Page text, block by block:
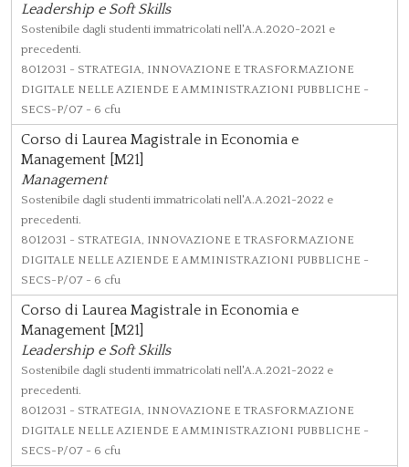
Leadership e Soft Skills
Sostenibile dagli studenti immatricolati nell'A.A.2020-2021 e
precedenti.
8012031 - STRATEGIA, INNOVAZIONE E TRASFORMAZIONE
DIGITALE NELLE AZIENDE E AMMINISTRAZIONI PUBBLICHE -
SECS-P/07 - 6 cfu
Corso di Laurea Magistrale in Economia e
Management [M21]
Management
Sostenibile dagli studenti immatricolati nell'A.A.2021-2022 e
precedenti.
8012031 - STRATEGIA, INNOVAZIONE E TRASFORMAZIONE
DIGITALE NELLE AZIENDE E AMMINISTRAZIONI PUBBLICHE -
SECS-P/07 - 6 cfu
Corso di Laurea Magistrale in Economia e
Management [M21]
Leadership e Soft Skills
Sostenibile dagli studenti immatricolati nell'A.A.2021-2022 e
precedenti.
8012031 - STRATEGIA, INNOVAZIONE E TRASFORMAZIONE
DIGITALE NELLE AZIENDE E AMMINISTRAZIONI PUBBLICHE -
SECS-P/07 - 6 cfu